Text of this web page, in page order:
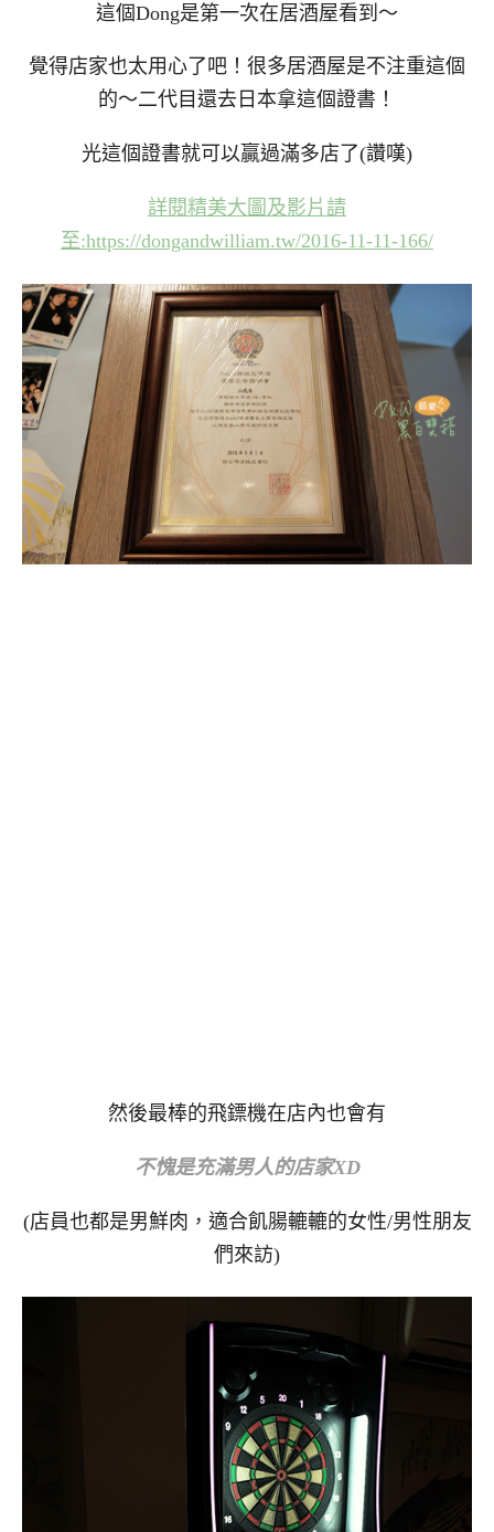
這個Dong是第一次在居酒屋看到～
覺得店家也太用心了吧！很多居酒屋是不注重這個
的～二代目還去日本拿這個證書！
光這個證書就可以贏過滿多店了(讚嘆)
詳閱精美大圖及影片請
至:https://dongandwilliam.tw/2016-11-11-166/
然後最棒的飛鏢機在店內也會有
不愧是充滿男人的店家XD
(店員也都是男鮮肉，適合飢腸轆轆的女性/男性朋友
們來訪)